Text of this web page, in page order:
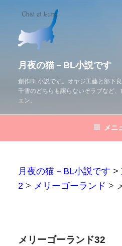
月夜の猫－BL小説です
創作BL小説です。オヤジ工藤と部下
千雪のどちらも譲らないぞラブなど
エン。
メニ
月夜の猫－BL小説です >
2 > メリーゴーランド >
メリーゴーランド32